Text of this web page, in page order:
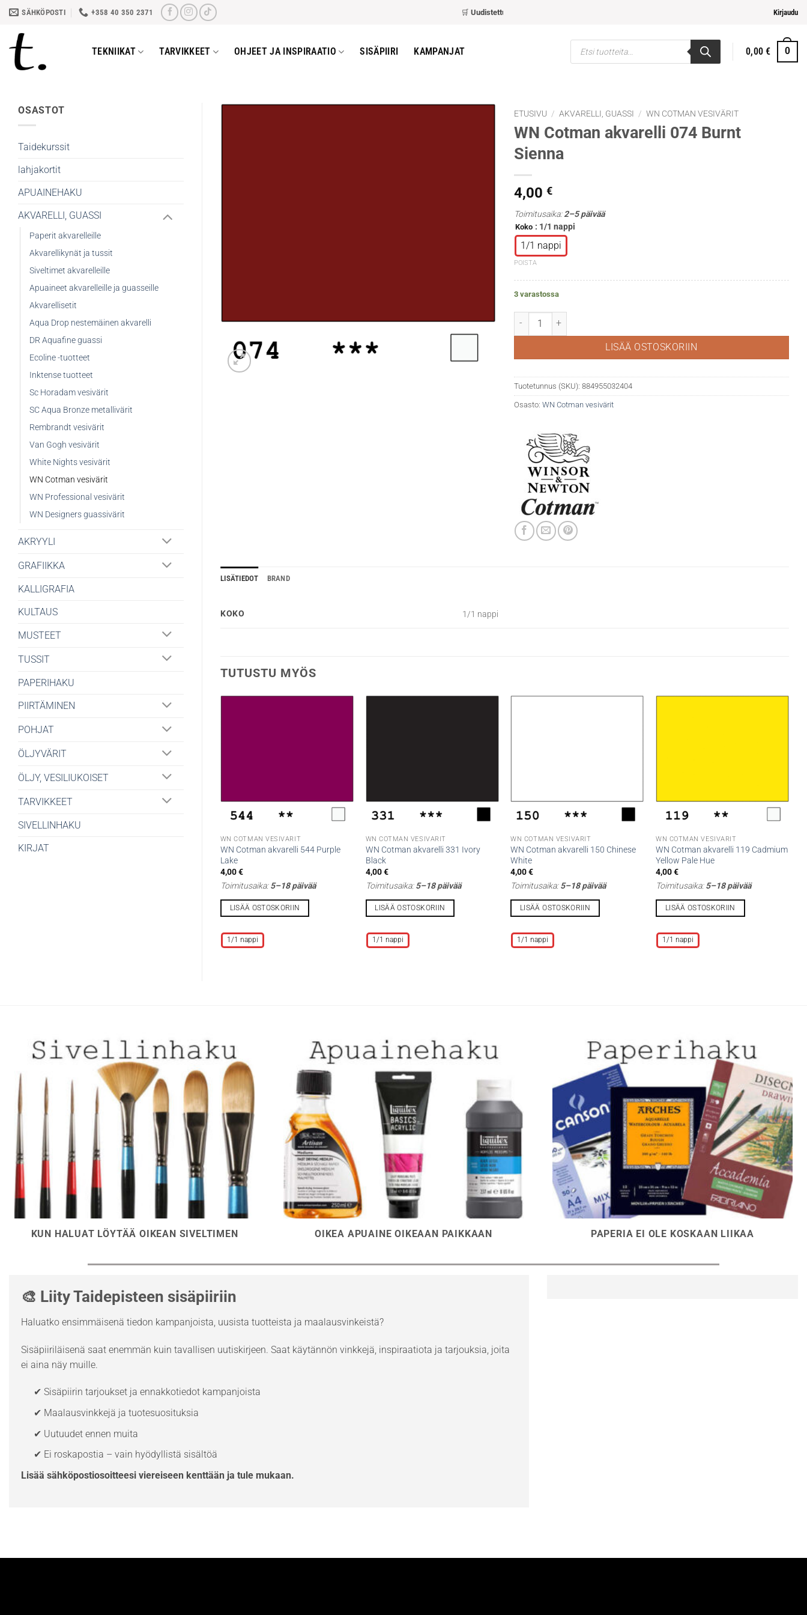
Skip
content
SÄHKÖPOSTI +358 40 350 2371 Uudistettu kassa Kirjaudu
TEKNIIKAT TARVIKKEET OHJEET JA INSPIRAATIO SISÄPIIRI KAMPANJAT
Products
search
0,00€ 0
OSASTOT
Taidekurssit
lahjakortit
APUAINEHAKU
AKVARELLI, GUASSI
Paperit akvarelleille
Akvarellikynät ja tussit
Siveltimet akvarelleille
Apuaineet akvarelleille ja guasseille
Akvarellisetit
Aqua Drop nestemäinen akvarelli
DR Aquafine guassi
Ecoline -tuotteet
Inktense tuotteet
Sc Horadam vesivärit
SC Aqua Bronze metallivärit
Rembrandt vesivärit
Van Gogh vesivärit
White Nights vesivärit
WN Cotman vesivärit
WN Professional vesivärit
WN Designers guassivärit
AKRYYLI
GRAFIIKKA
KALLIGRAFIA
KULTAUS
MUSTEET
TUSSIT
PAPERIHAKU
PIIRTÄMINEN
POHJAT
ÖLJYVÄRIT
ÖLJY, VESILIUKOISET
TARVIKKEET
SIVELLINHAKU
KIRJAT
ETUSIVU / AKVARELLI, GUASSI / WN COTMAN VESIVÄRIT
WN Cotman akvarelli 074 Burnt
Sienna
4,00 €
Toimitusaika:2–5 päivää
Koko : 1/1 nappi
1/1 nappi
POISTA
3 varastossa
WN Cotman akvarelli 074 Burnt Sienna määrä
LISÄÄ OSTOSKORIIN
Tuotetunnus (SKU): 884955032404
Osasto: WN Cotman vesivärit
LISÄTIEDOT BRAND
KOKO 1/1 nappi
TUTUSTU MYÖS
WN COTMAN VESIVÄRIT
WN Cotman akvarelli 544 Purple
Lake
4,00€
Toimitusaika:5–18 päivää
LISÄÄ OSTOSKORIIN
tuotteella
on
sivulla.
1/1 nappi
WN COTMAN VESIVÄRIT
WN Cotman akvarelli 331 Ivory
Black
4,00€
Toimitusaika:5–18 päivää
LISÄÄ OSTOSKORIIN
tuotteella
on
sivulla.
1/1 nappi
WN COTMAN VESIVÄRIT
WN Cotman akvarelli 150 Chinese
White
4,00€
Toimitusaika:5–18 päivää
LISÄÄ OSTOSKORIIN
tuotteella
on
1/1 nappi
WN COTMAN VESIVÄRIT
WN Cotman akvarelli 119 Cadmium
Yellow Pale Hue
4,00€
Toimitusaika:5–18 päivää
LISÄÄ OSTOSKORIIN
tuotteella
on
sivulla.
1/1 nappi
KUN HALUAT LÖYTÄÄ OIKEAN SIVELTIMEN OIKEA APUAINE OIKEAAN PAIKKAAN PAPERIA EI OLE KOSKAAN LIIKAA
🎨 Liity Taidepisteen sisäpiiriin
Haluatko ensimmäisenä tiedon kampanjoista, uusista tuotteista ja maalausvinkeistä?
Sisäpiiriläisenä saat enemmän kuin tavallisen uutiskirjeen. Saat käytännön vinkkejä, inspiraatiota ja tarjouksia, joita
ei aina näy muille.
✔ Sisäpiirin tarjoukset ja ennakkotiedot kampanjoista
✔ Maalausvinkkejä ja tuotesuosituksia
✔ Uutuudet ennen muita
✔ Ei roskapostia – vain hyödyllistä sisältöä
Lisää sähköpostiosoitteesi viereiseen kenttään ja tule mukaan.